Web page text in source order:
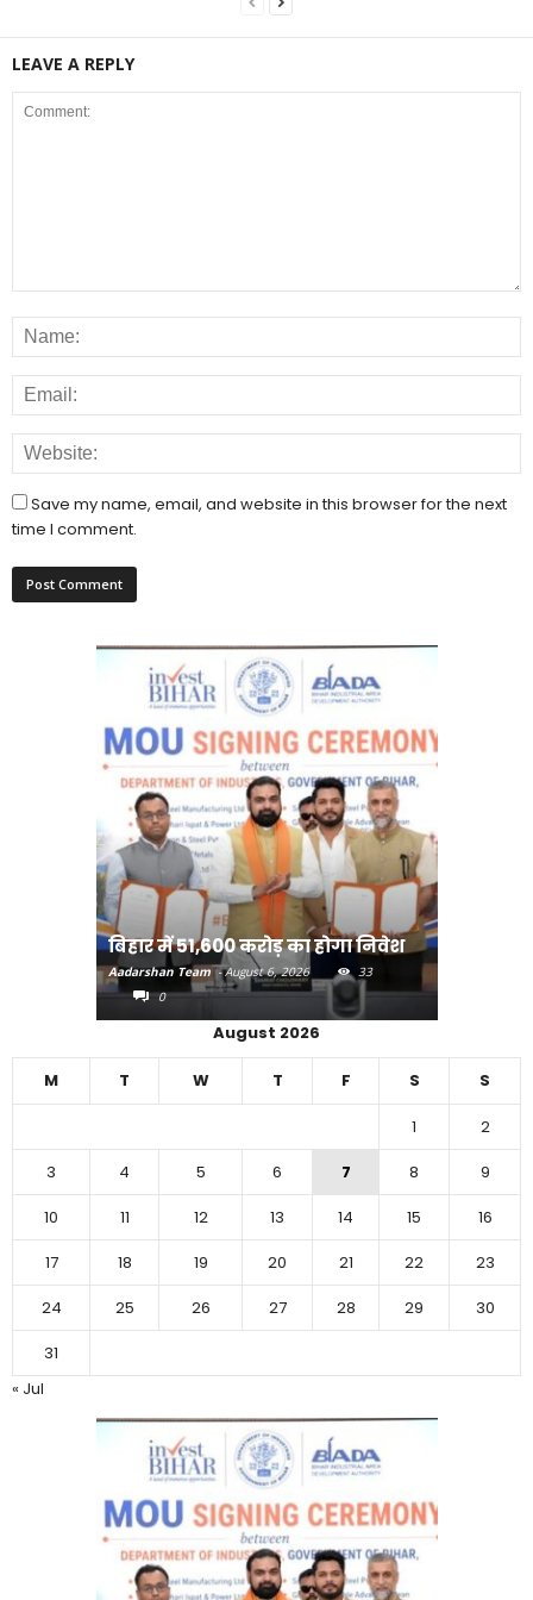
LEAVE A REPLY
Save my name, email, and website in this browser for the next
time I comment.
बिहार में 51,600 करोड़ का होगा निवेश
Aadarshan Team - August 6, 2026
33
0
August 2026
M T W T F S S
1
2
3
4 5 6 7 8
9
10
11 12 13 14 15
16
17
18 19 20 21 22
23
24
25 26 27 28 29
30
31
« Jul